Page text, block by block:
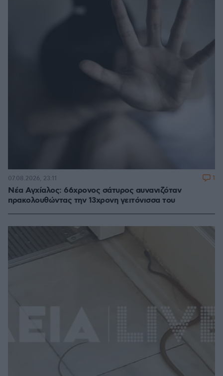
Νέα Αγχίαλος: 66χρονος σάτυρος αυνανιζόταν
πρακολουθώντας την 13χρονη γειτόνισσα του
07.08.2026, 23:11 1